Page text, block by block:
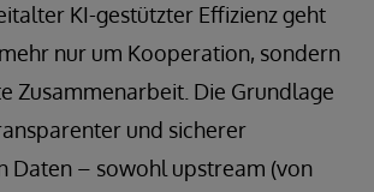
KI-gestützter Effizienz geht
nur um Kooperation, sondern
Zusammenarbeit. Die Grundlage
und sicherer
Daten – sowohl upstream (von